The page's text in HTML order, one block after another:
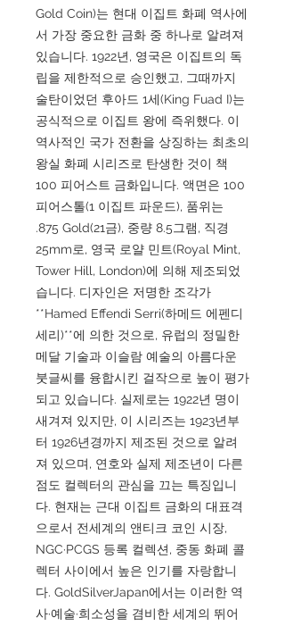
Gold Coin)는 현대 이집트 화폐 역사에
서 가장 중요한 금화 중 하나로 알려져
있습니다. 1922년, 영국은 이집트의 독
립을 제한적으로 승인했고, 그때까지
술탄이었던 후아드 1세(King Fuad I)는
공식적으로 이집트 왕에 즉위했다. 이
역사적인 국가 전환을 상징하는 최초의
왕실 화폐 시리즈로 탄생한 것이 책
100 피어스트 금화입니다. 액면은 100
피어스톨(1 이집트 파운드), 품위는
.875 Gold(21금), 중량 8.5그램, 직경
25mm로, 영국 로얄 민트(Royal Mint,
Tower Hill, London)에 의해 제조되었
습니다. 디자인은 저명한 조각가
**Hamed Effendi Serri(하메드 에펜디
세리)**에 의한 것으로, 유럽의 정밀한
메달 기술과 이슬람 예술의 아름다운
붓글씨를 융합시킨 걸작으로 높이 평가
되고 있습니다. 실제로는 1922년 명이
새겨져 있지만, 이 시리즈는 1923년부
터 1926년경까지 제조된 것으로 알려
져 있으며, 연호와 실제 제조년이 다른
점도 컬렉터의 관심을 끄는 특징입니
다. 현재는 근대 이집트 금화의 대표격
으로서 전세계의 앤티크 코인 시장,
NGC·PCGS 등록 컬렉션, 중동 화폐 콜
렉터 사이에서 높은 인기를 자랑합니
다. GoldSilverJapan에서는 이러한 역
사·예술·희소성을 겸비한 세계의 뛰어